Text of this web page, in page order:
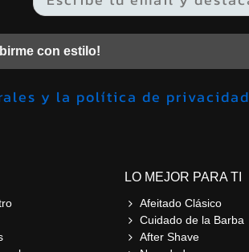
con estilo!
condiciones generales y la política de privacidad
LO MEJOR PARA TI
Afeitado Clásico
Cuidado de la Barba
After Shave